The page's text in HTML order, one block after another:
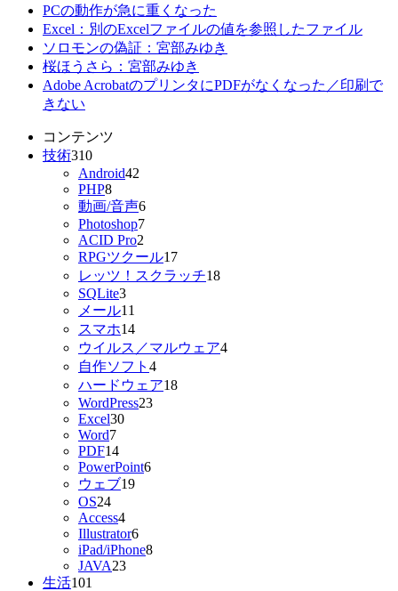
PCの動作が急に重くなった
Excel：別のExcelファイルの値を参照したファイル
ソロモンの偽証：宮部みゆき
桜ほうさら：宮部みゆき
Adobe AcrobatのプリンタにPDFがなくなった／印刷で
きない
コンテンツ
技術310
Android42
PHP8
動画/音声6
Photoshop7
ACID Pro2
RPGツクール17
レッツ！スクラッチ18
SQLite3
メール11
スマホ14
ウイルス／マルウェア4
自作ソフト 4
ハードウェア18
WordPress23
Excel30
Word7
PDF14
PowerPoint6
ウェブ19
OS24
Access4
Illustrator6
iPad/iPhone8
JAVA23
生活101